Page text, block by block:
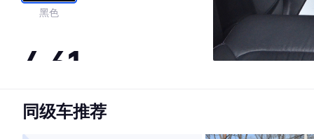
黑色
4.61
·外观表现一般，低于60%同级车
同级车推荐